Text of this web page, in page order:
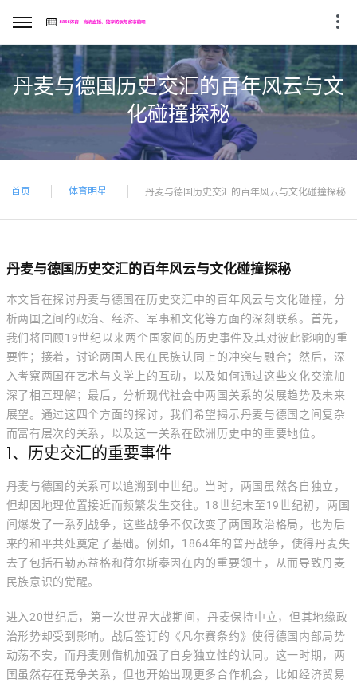
丹麦与德国历史交汇的百年风云与文
化碰撞探秘
首页 体育明星 丹麦与德国历史交汇的百年风云与文化碰撞探秘
丹麦与德国历史交汇的百年风云与文化碰撞探秘
本文旨在探讨丹麦与德国在历史交汇中的百年风云与文化碰撞，分
析两国之间的政治、经济、军事和文化等方面的深刻联系。首先，
我们将回顾19世纪以来两个国家间的历史事件及其对彼此影响的重
要性；接着，讨论两国人民在民族认同上的冲突与融合；然后，深
入考察两国在艺术与文学上的互动，以及如何通过这些文化交流加
深了相互理解；最后，分析现代社会中两国关系的发展趋势及未来
展望。通过这四个方面的探讨，我们希望揭示丹麦与德国之间复杂
而富有层次的关系，以及这一关系在欧洲历史中的重要地位。
1、历史交汇的重要事件
丹麦与德国的关系可以追溯到中世纪。当时，两国虽然各自独立，
但却因地理位置接近而频繁发生交往。18世纪末至19世纪初，两国
间爆发了一系列战争，这些战争不仅改变了两国政治格局，也为后
来的和平共处奠定了基础。例如，1864年的普丹战争，使得丹麦失
去了包括石勒苏益格和荷尔斯泰因在内的重要领土，从而导致丹麦
民族意识的觉醒。
进入20世纪后，第一次世界大战期间，丹麦保持中立，但其地缘政
治形势却受到影响。战后签订的《凡尔赛条约》使得德国内部局势
动荡不安，而丹麦则借机加强了自身独立性的认同。这一时期，两
国虽然存在竞争关系，但也开始出现更多合作机会，比如经济贸易